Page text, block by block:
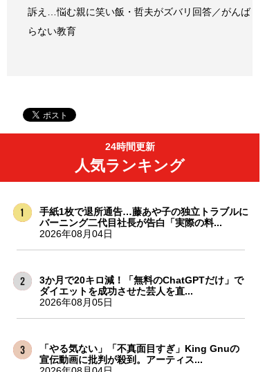
訴え…悩む親に笑い飯・哲夫がズバリ回答／がんば
らない教育
24時間更新
人気ランキング
手紙1枚で退所通告…藤あや子の独立トラブルに
バーニング二代目社長が告白「実際の料...
2026年08月04日
3か月で20キロ減！「無料のChatGPTだけ」で
ダイエットを成功させた芸人を直...
2026年08月05日
「やる気ない」「不真面目すぎ」King Gnuの
宣伝動画に批判が殺到。アーティス...